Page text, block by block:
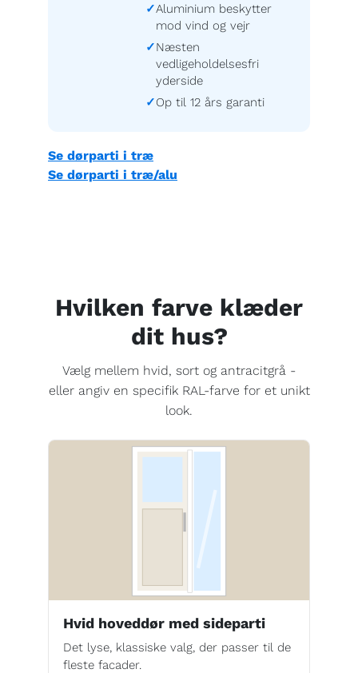
Aluminium beskytter
mod vind og vejr
Næsten
vedligeholdelsesfri
yderside
Op til 12 års garanti
Se dørparti i træ
Se dørparti i træ/alu
Hvilken farve klæder
dit hus?
Vælg mellem hvid, sort og antracitgrå -
eller angiv en specifik RAL-farve for et unikt
look.
Hvid hoveddør med sideparti
Det lyse, klassiske valg, der passer til de
fleste facader.